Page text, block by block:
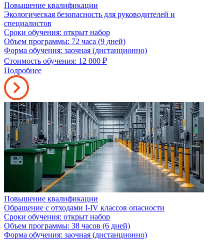
Повышение квалификации
Экологическая безопасность для руководителей и
специалистов
Сроки обучения: открыт набор
Объем программы: 72 часа (9 дней)
Форма обучения: заочная (дистанционно)
Стоимость обучения: 12 000 ₽
Подробнее
Повышение квалификации
Обращение с отходами I-IV классов опасности
Сроки обучения: открыт набор
Объем программы: 38 часов (6 дней)
Форма обучения: заочная (дистанционно)